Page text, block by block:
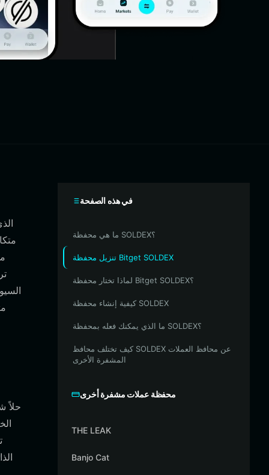
في هذه الصفحة
ما هي محفظة SOLDEX؟
تنزيل محفظة Bitget SOLDEX
لماذا تختار محفظة Bitget SOLDEX؟
كيفية إنشاء محفظة SOLDEX
ما الذي يمكنك فعله بمحفظة SOLDEX؟
كيف تختلف محافظ SOLDEX عن محافظ العملات
المشفرة الأخرى
محفظة عملات مشفرة أخرى
THE LEAK
Banjo Cat